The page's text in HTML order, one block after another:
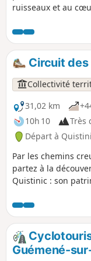
ruisseaux et au
commune.
Quistinic, ses
maisons rurales,
parcours reprend
Circuit des
Circuit
Collectivité
31,02 km
10h 10
Très
Départ à
Par les chemins
partez à la
Quistinic : son
Plongeant au cœur
landes,
longeant les
enchanté par la
Un parcours à
Guémené-